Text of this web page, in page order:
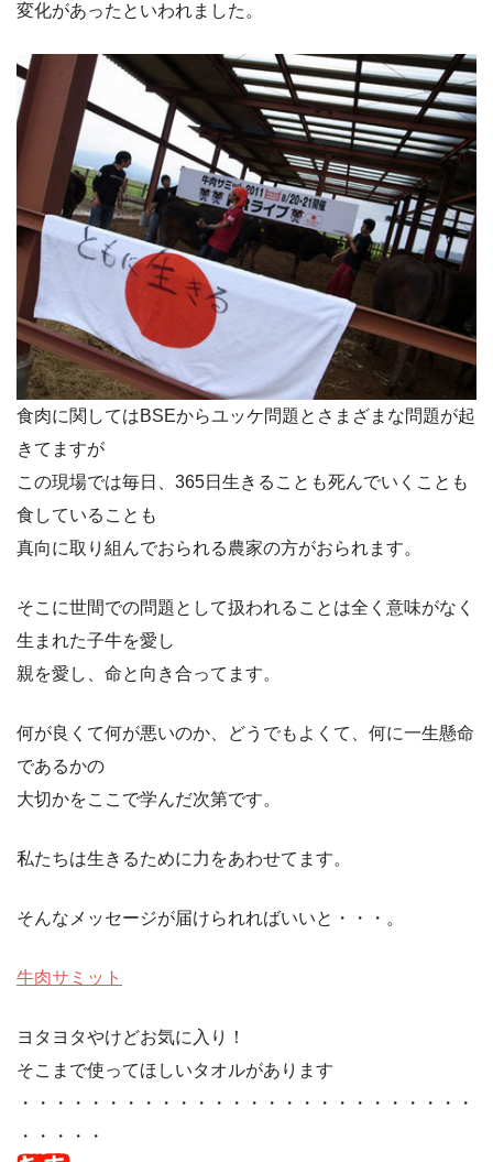
変化があったといわれました。
食肉に関してはBSEからユッケ問題とさまざまな問題が起
きてますが
この現場では毎日、365日生きることも死んでいくことも
食していることも
真向に取り組んでおられる農家の方がおられます。
そこに世間での問題として扱われることは全く意味がなく
生まれた子牛を愛し
親を愛し、命と向き合ってます。
何が良くて何が悪いのか、どうでもよくて、何に一生懸命
であるかの
大切かをここで学んだ次第です。
私たちは生きるために力をあわせてます。
そんなメッセージが届けられればいいと・・・。
牛肉サミット
ヨタヨタやけどお気に入り！
そこまで使ってほしいタオルがあります
・・・・・・・・・・・・・・・・・・・・・・・・・・
・・・・・